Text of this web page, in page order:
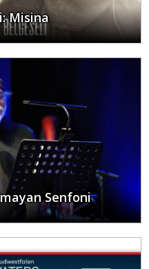
Misina
Senfoni